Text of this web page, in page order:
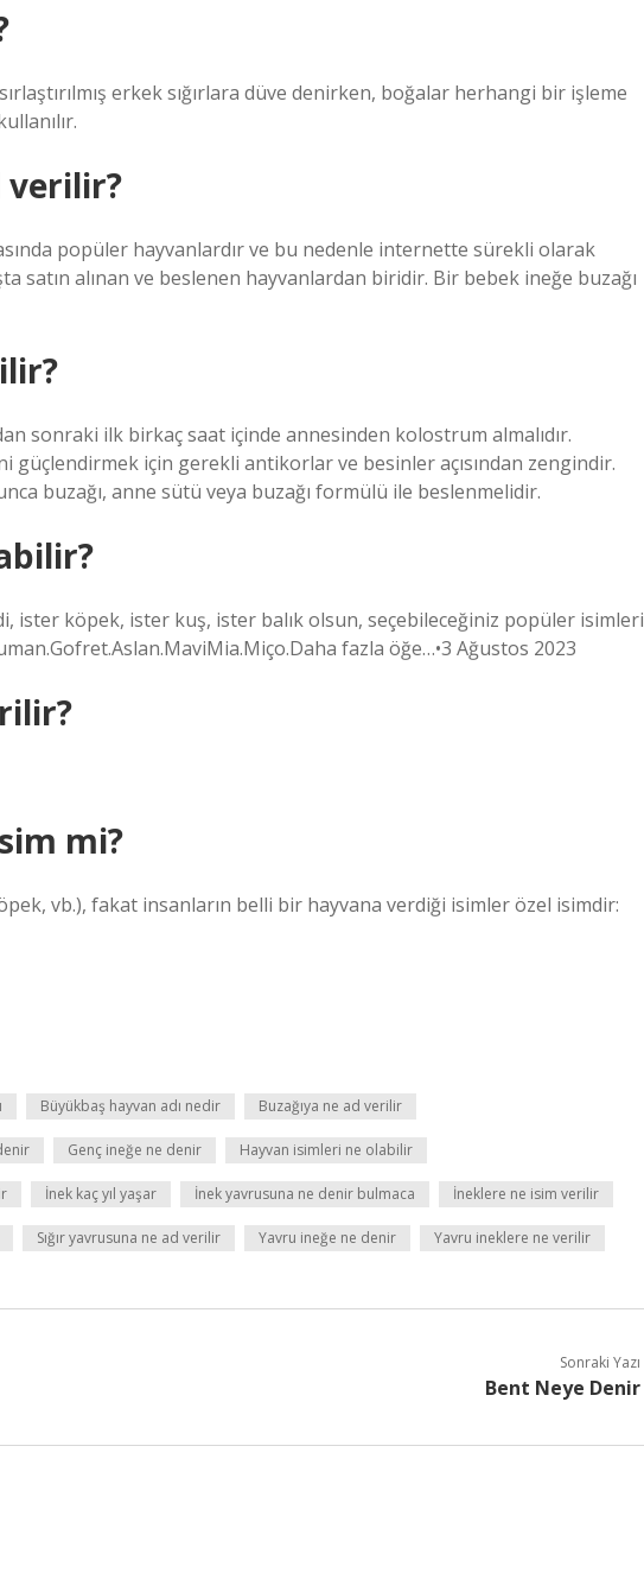
erkek sığırlara düve denirken, boğalar herhangi bir işleme
verilir?
popüler hayvanlardır ve bu nedenle internette sürekli olarak
satın alınan ve beslenen hayvanlardan biridir. Bir bebek ineğe buzağı
sonraki ilk birkaç saat içinde annesinden kolostrum almalıdır.
güçlendirmek için gerekli antikorlar ve besinler açısından zengindir.
buzağı, anne sütü veya buzağı formülü ile beslenmelidir.
ister köpek, ister kuş, ister balık olsun, seçebileceğiniz popüler isimleri
fazla öğe…•3 Ağustos 2023
mi?
vb.), fakat insanların belli bir hayvana verdiği isimler özel isimdir:
Büyükbaş hayvan adı nedir Buzağıya ne ad verilir
Genç ineğe ne denir Hayvan isimleri ne olabilir
İnek kaç yıl yaşar İnek yavrusuna ne denir bulmaca İneklere ne isim verilir
Sığır yavrusuna ne ad verilir Yavru ineğe ne denir Yavru ineklere ne verilir
Sonraki Yazı
Bent Neye Denir